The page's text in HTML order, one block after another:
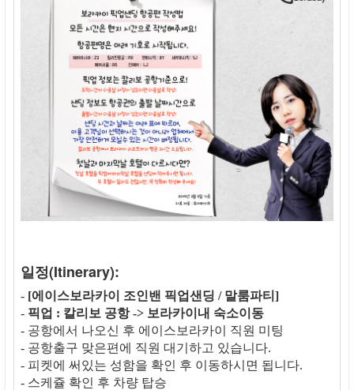
일정(Itinerary):
- [에이스보라카이 조인밴 픽업샌딩 / 말룸파티]
- 픽업 : 칼리보 공항 -> 보라카이내 숙소이동
- 공항에서 나오신 후 에이스보라카이 직원 미팅
- 공항출구 맞은편에 직원 대기하고 있습니다.
- 피켓에 써있는 성함을 확인 후 이동하시면 됩니다.
- 스케쥴 확인 후 차량 탑승